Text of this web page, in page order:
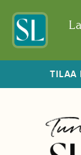
TILAA